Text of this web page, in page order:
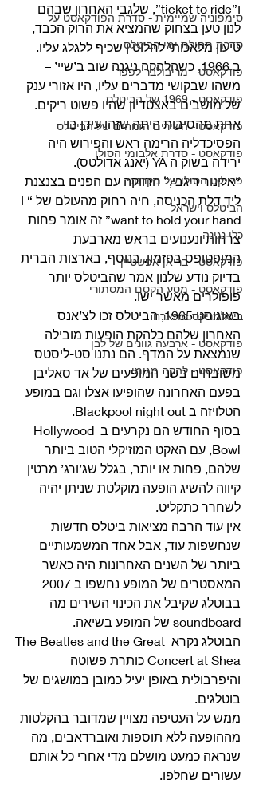
סימפוניה שמיימית - סדרת הפודקאסט על
סדרת תחילת ימי הביטלס
פודקאסט - מריבולבר לפפר
פודקאסט - 1969 של הביטלס
פודקאסט - השירים הזנוחים של הביטלס
פודקאסט - סדרת אלבומי הסולו
פרויקט הסולו של מקרטני
הביטלס וישראל
כלי נגינה
פודקאסט - בריאן אפשטיין
פודקאסט - מסע הקסם המסתורי
ביטלמניקס מתארח
פודקאסט - ארבעה גוונים של לבן
פודקאסט - להקה מגומי
ו”ticket to ride”, שלגבי האחרון שבהם
לנון טען בצחוק שהמציא את הרוק הכבד,
טיעון מלאכותי לחלוטין שכיף ללגלג עליו.
ב 1966, כשהלהקה ניגנה שוב ב’שיי’ –
משהו שבקושי מדברים עליו, היו אזורי ענק
של מושבים באצטדיון שהיו פשוט ריקים.
אחת מהסיבות היתה שזהו עידן בו
הפסיכדליה הרימה ראש והפירוש היה
ירידה בשוק ה YA (יאנג אדולטס).
“אלינור ריגבי,” הרווקה עם הפנים בצנצנת
ליד דלת הכניסה, חיה רחוק מהעולם של “I
want to hold your hand” זה אומר פחות
צרחות ונענועים בראש מארבעת
המופטופס בפזמון. בנוסף, בארצות הברית
בדיוק נודע שלנון אמר שהביטלס יותר
פופולרים מאשר ישו.
באוגוסט 1965, הביטלס זכו לצ’אנס
האחרון שלהם כלהקת הופעות מובילה
שנמצאת על המדף. הם נתנו סט-ליסטס
משובחים בשני המופעים של אד סאליבן
בפעם האחרונה שהופיעו אצלו וגם במופע
הטלויזה ב Blackpool night out.
בסוף החודש הם נקרעים ב Hollywood
Bowl, עם האקט המוזיקלי הטוב ביותר
שלהם, פחות או יותר, בגלל שג’ורג’ מרטין
קיווה להשיג הופעה מוקלטת שניתן יהיה
לשחרר כתקליט.
אין עוד הרבה מציאות ביטלס חדשות
שנחשפות עוד, אבל אחד המשמעותיים
ביותר של השנים האחרונות היה כאשר
בבוטלג שקיבל את הכינוי השירים מה
soundboard של המופע בשיאה.
הבוטלג נקרא The Beatles and the Great
Concert at Shea כותרת פשוטה
והיפרבולית באופן יעיל כמובן במושגים של
בוטלגים.
ממש על העטיפה מצויין שמדובר בהקלטות
מההופעה ללא תוספות ואוברדאבים, מה
שנראה כמעט מושלם מדי אחרי כל אותם
עשורים שחלפו.